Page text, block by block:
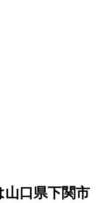
山口県下関市